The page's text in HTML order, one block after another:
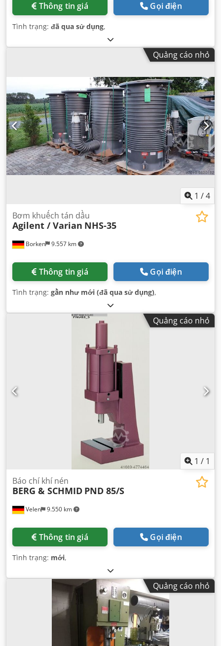
Thông tin giá Gọi điện
Tình trạng: đã qua sử dụng,
Quảng cáo nhỏ
1 /4
Borken 9.557 km
Bơm khuếch tán dầu
Agilent / Varian NHS-35
Thông tin giá Gọi điện
Tình trạng: gần như mới (đã qua sử dụng),
Quảng cáo nhỏ
1 / 1
Velen 9.550 km
Báo chí khí nén
BERG & SCHMID PND 85/S
Thông tin giá Gọi điện
Tình trạng: mới,
Quảng cáo nhỏ